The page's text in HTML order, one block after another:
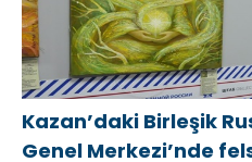
kararını
Kazan’daki Birleşik
Genel Merkezi’nde